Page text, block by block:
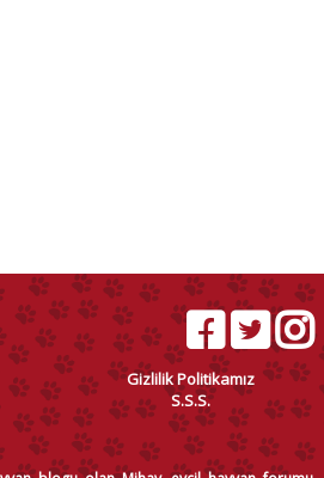
Gizlilik Politikamız
S.S.S.